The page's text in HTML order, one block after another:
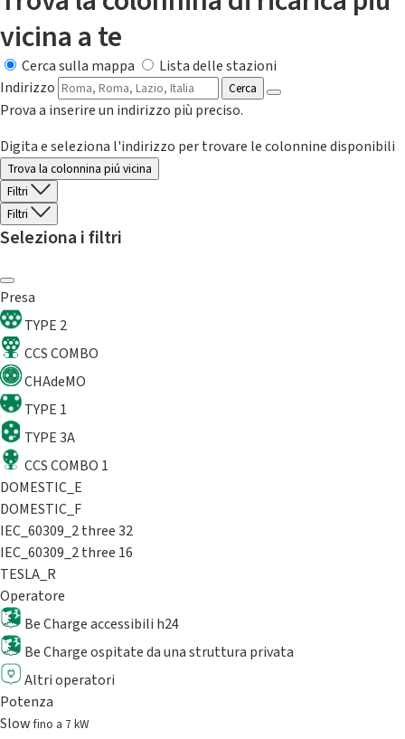
vicina a te
Cerca sulla mappa
Lista delle stazioni
Indirizzo
Cerca
Prova a inserire un indirizzo più preciso.
Digita e seleziona l'indirizzo per trovare le colonnine disponibili
Trova la colonnina piú vicina
Filtri
Filtri
Seleziona i filtri
Presa
TYPE 2
CCS COMBO
CHAdeMO
TYPE 1
TYPE 3A
CCS COMBO 1
DOMESTIC_E
DOMESTIC_F
IEC_60309_2 three 32
IEC_60309_2 three 16
TESLA_R
Operatore
Be Charge accessibili h24
Be Charge ospitate da una struttura privata
Altri operatori
Potenza
Slowfino a 7 kW